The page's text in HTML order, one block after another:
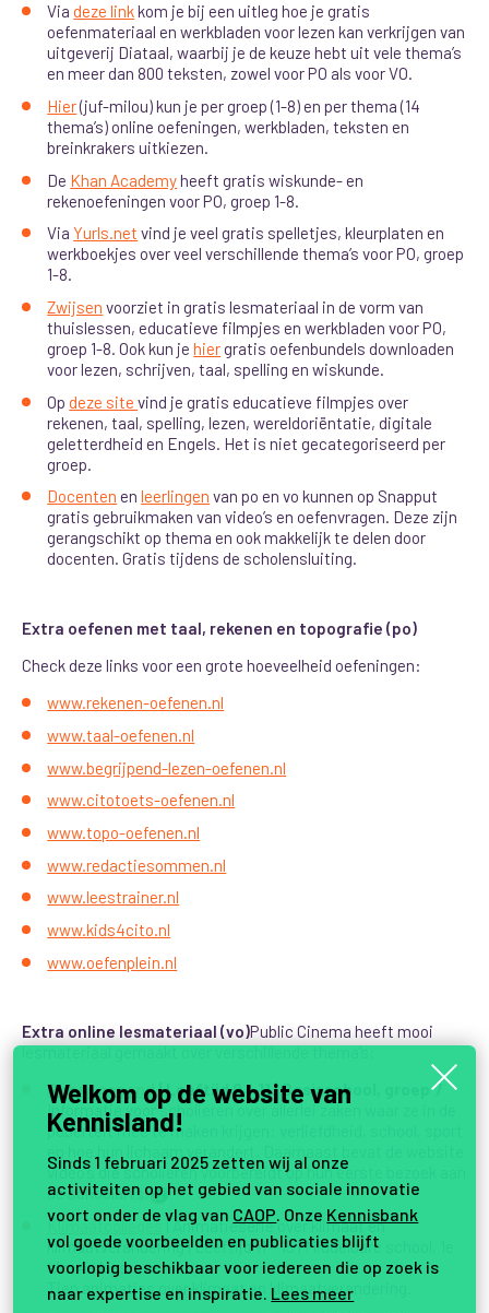
Viadeze linkkom je bij een uitleg hoe je gratis
oefenmateriaal en werkbladen voor lezen kan verkrijgen van
uitgeverij Diataal, waarbij je de keuze hebt uit vele thema’s
en meer dan 800 teksten, zowel voor PO als voor VO.
Hier(juf-milou) kun je per groep (1-8) en per thema (14
thema’s) online oefeningen, werkbladen, teksten en
breinkrakers uitkiezen.
De Khan Academyheeft gratis wiskunde- en
rekenoefeningen voor PO, groep 1-8.
ViaYurls.net vind je veel gratis spelletjes, kleurplaten en
werkboekjes over veel verschillende thema’s voor PO, groep
1-8.
Zwijsen voorziet in gratis lesmateriaal in de vorm van
thuislessen, educatieve filmpjes en werkbladen voor PO,
groep 1-8. Ook kun jehiergratis oefenbundels downloaden
voor lezen, schrijven, taal, spelling en wiskunde.
Opdeze sitevind je gratis educatieve filmpjes over
rekenen, taal, spelling, lezen, wereldoriëntatie, digitale
geletterdheid en Engels. Het is niet gecategoriseerd per
groep.
Docenten enleerlingen van po en vo kunnen op Snapput
gratis gebruikmaken van video’s en oefenvragen. Deze zijn
gerangschikt op thema en ook makkelijk te delen door
docenten. Gratis tijdens de scholensluiting.
Extra oefenen met taal, rekenen en topografie (po)
Check deze links voor een grote hoeveelheid oefeningen:
www.rekenen-oefenen.nl
www.taal-oefenen.nl
www.begrijpend-lezen-oefenen.nl
www.citotoets-oefenen.nl
www.topo-oefenen.nl
www.redactiesommen.nl
www.leestrainer.nl
www.kids4cito.nl
www.oefenplein.nl
Extra online lesmateriaal (vo)Public Cinema heeft mooi
lesmateriaal gemaakt over verschillende thema’s:
Puber gezond| Leeftijd 9 – 11 | Basisschool, groep 7
Informatie voor scholieren over allerlei zaken waar ze in de
puberteit mee te maken krijgen: verliefdheid, school, sport
video’s die scholieren voorbereidt op hun eerste bezoek aan
de schoolarts . 2
Klimaatcolleges | Animatieserie over klimaat en
klimaatverandering | Leeftijd 11 – 15 | Middelbare school, 1e
t/m 4e klas
Tien animaties over klimaat en klimaatverandering.
Welkom op de website van
Kennisland!
Sinds 1 februari 2025 zetten wij al onze
activiteiten op het gebied van sociale innovatie
voort onder de vlag van CAOP. Onze Kennisbank
vol goede voorbeelden en publicaties blijft
voorlopig beschikbaar voor iedereen die op zoek is
naar expertise en inspiratie. Lees meer